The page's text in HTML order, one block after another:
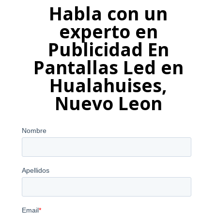
Habla con un
experto en
Publicidad En
Pantallas Led en
Hualahuises,
Nuevo Leon